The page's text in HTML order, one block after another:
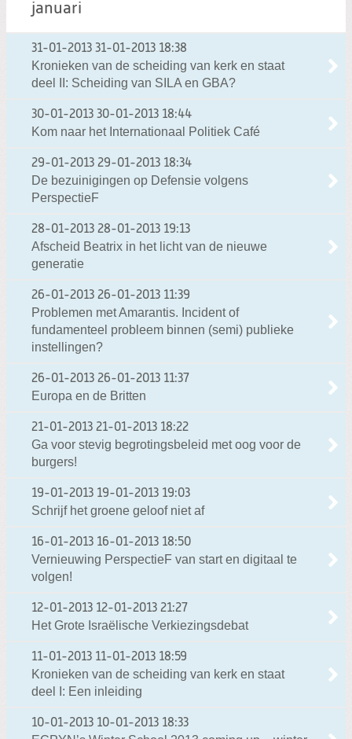
januari
31-01-2013 31-01-2013 18:38
Kronieken van de scheiding van kerk en staat
deel II: Scheiding van SILA en GBA?
30-01-2013 30-01-2013 18:44
Kom naar het Internationaal Politiek Café
29-01-2013 29-01-2013 18:34
De bezuinigingen op Defensie volgens
PerspectieF
28-01-2013 28-01-2013 19:13
Afscheid Beatrix in het licht van de nieuwe
generatie
26-01-2013 26-01-2013 11:39
Problemen met Amarantis. Incident of
fundamenteel probleem binnen (semi) publieke
instellingen?
26-01-2013 26-01-2013 11:37
Europa en de Britten
21-01-2013 21-01-2013 18:22
Ga voor stevig begrotingsbeleid met oog voor de
burgers!
19-01-2013 19-01-2013 19:03
Schrijf het groene geloof niet af
16-01-2013 16-01-2013 18:50
Vernieuwing PerspectieF van start en digitaal te
volgen!
12-01-2013 12-01-2013 21:27
Het Grote Israëlische Verkiezingsdebat
11-01-2013 11-01-2013 18:59
Kronieken van de scheiding van kerk en staat
deel I: Een inleiding
10-01-2013 10-01-2013 18:33